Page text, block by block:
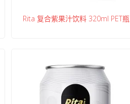
Rita 复合紫果汁饮料 320ml PET瓶